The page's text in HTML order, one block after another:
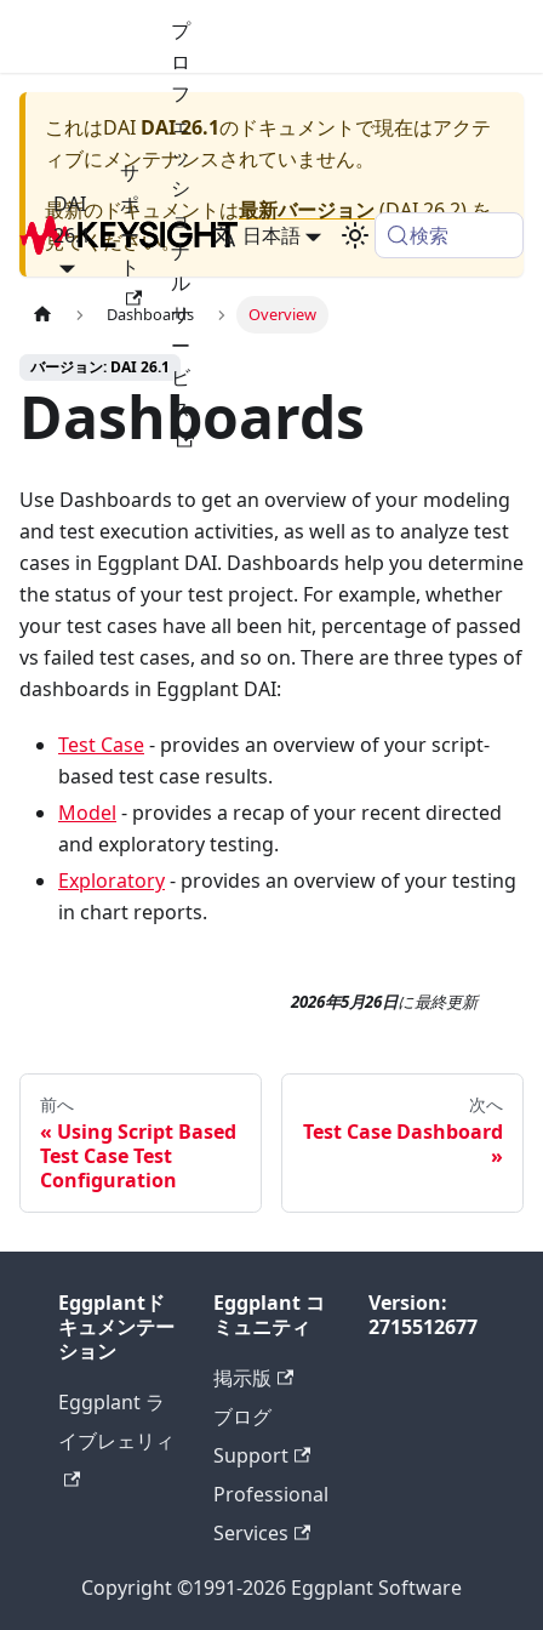
DAI
26.1
サ
ポ
ー
ト
プ
ロ
フ
ェ
ッ
シ
ョ
ナ
ル
サ
ー
ビ
ス
日本語 検索
これはDAI DAI 26.1のドキュメントで現在はアクテ
ィブにメンテナンスされていません。
最新のドキュメントは最新バージョン(DAI 26.2) を
見てください。
Dashboards Overview
バージョン: DAI 26.1
Dashboards
Use Dashboards to get an overview of your modeling
and test execution activities, as well as to analyze test
cases in Eggplant DAI. Dashboards help you determine
the status of your test project. For example, whether
your test cases have all been hit, percentage of passed
vs failed test cases, and so on. There are three types of
dashboards in Eggplant DAI:
Test Case- provides an overview of your script-
based test case results.
Model - provides a recap of your recent directed
and exploratory testing.
Exploratory- provides an overview of your testing
in chart reports.
2026年5月26日に最終更新
前へ
Using Script Based
Test Case Test
Configuration
次へ
Test Case Dashboard
Eggplantド
キュメンテー
ション
Eggplant ラ
イブレェリィ
Eggplant コ
ミュニティ
掲示版
ブログ
Support
Professional
Services
Version:
2715512677
Copyright ©1991-2026 Eggplant Software